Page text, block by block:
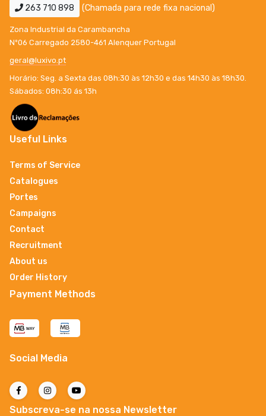
263 710 898 (Chamada para rede fixa nacional)
Zona Industrial da Carambancha
Nº06 Carregado 2580-461 Alenquer Portugal
geral@luxivo.pt
Horário: Seg. a Sexta das 08h:30 às 12h30 e das 14h30 às 18h30.
Sábados: 08h:30 ás 13h
Useful Links
Terms of Service
Catalogues
Portes
Campaigns
Contact
Recruitment
About us
Order History
Payment Methods
Social Media
Subscreva-se na nossa Newsletter